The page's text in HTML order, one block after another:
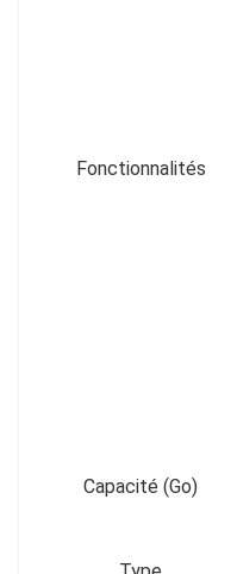
Fonctionnalités
Capacité (Go)